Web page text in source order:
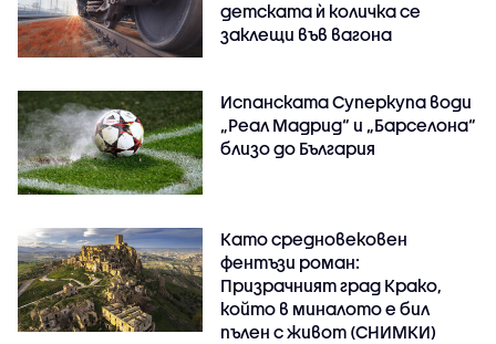
детската ѝ количка се
заклещи във вагона
Испанската Суперкупа води
„Реал Мадрид“ и „Барселона“
близо до България
Като средновековен
фентъзи роман:
Призрачният град Крако,
който в миналото е бил
пълен с живот (СНИМКИ)